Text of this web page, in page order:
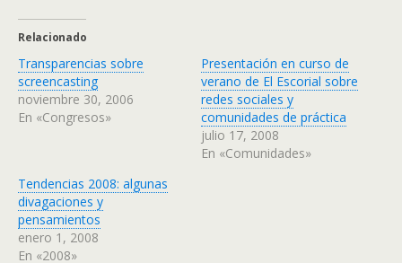
Relacionado
Transparencias sobre
screencasting
noviembre 30, 2006
En «Congresos»
Presentación en curso de
verano de El Escorial sobre
redes sociales y
comunidades de práctica
julio 17, 2008
En «Comunidades»
Tendencias 2008: algunas
divagaciones y
pensamientos
enero 1, 2008
En «2008»